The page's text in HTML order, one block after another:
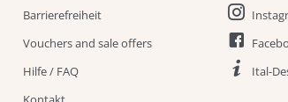
Barrierefreiheit
Vouchers and sale offers
Hilfe / FAQ
Ital-